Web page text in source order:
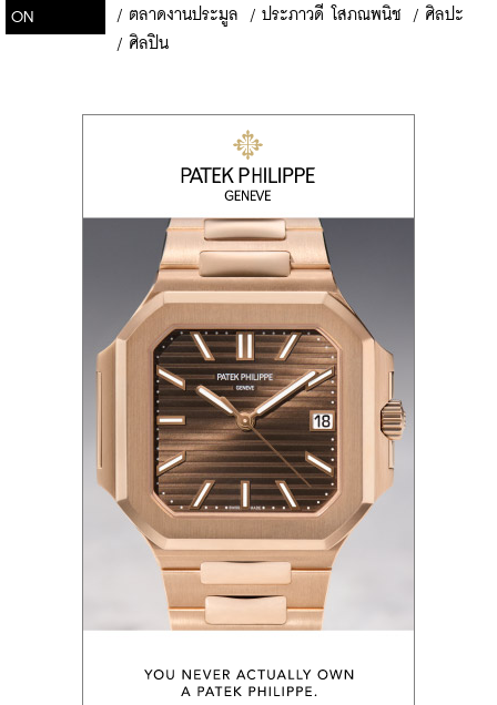
ON
/ ตลาดงานประมูล / ประภาวดี โสภณพนิช / ศิลปะ
/ ศิลปิน